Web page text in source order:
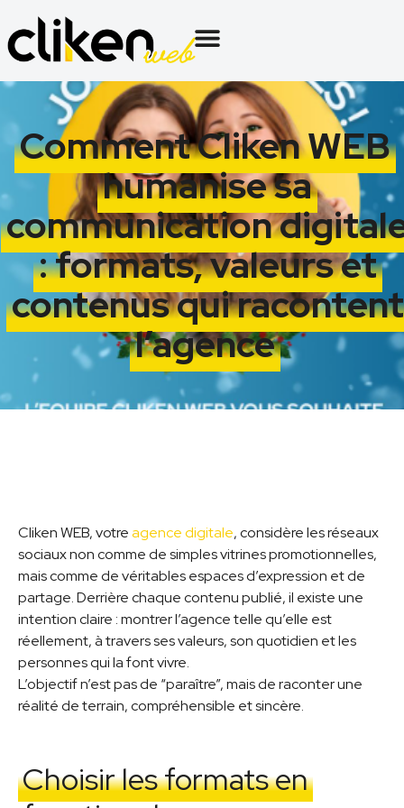
Comment Cliken WEB
humanise sa
communication
: formats, valeurs et
contenus qui racontent
l’agence
Cliken WEB, votreagence digitale, considère les réseaux
sociaux non comme de simples vitrines promotionnelles,
mais comme de véritables espaces d’expression et de
partage. Derrière chaque contenu publié, il existe une
intention claire : montrer l’agence telle qu’elle est
réellement, à travers ses valeurs, son quotidien et les
personnes qui la font vivre.
L’objectif n’est pas de “paraître”, mais de raconter une
réalité de terrain, compréhensible et sincère.
Choisir les formats en